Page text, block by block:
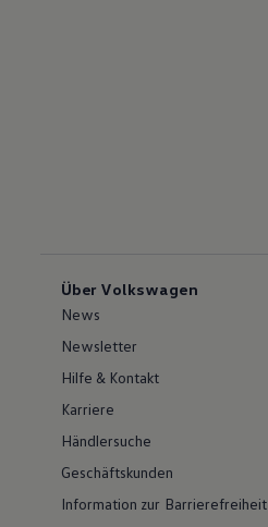
Über Volkswagen
News
Newsletter
Hilfe & Kontakt
Karriere
Händlersuche
Geschäftskunden
Information zur Barrierefreiheit